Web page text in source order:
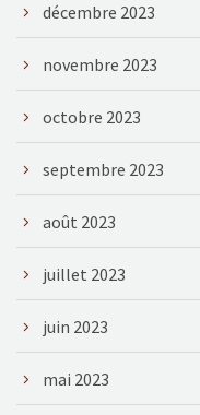
décembre 2023
novembre 2023
octobre 2023
septembre 2023
août 2023
juillet 2023
juin 2023
mai 2023